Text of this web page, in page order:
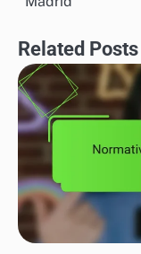
de manera efectiva.
CALIDAD DE
Post
navigation
Menús de Comida
Domicilio:
Madrid
Related Posts